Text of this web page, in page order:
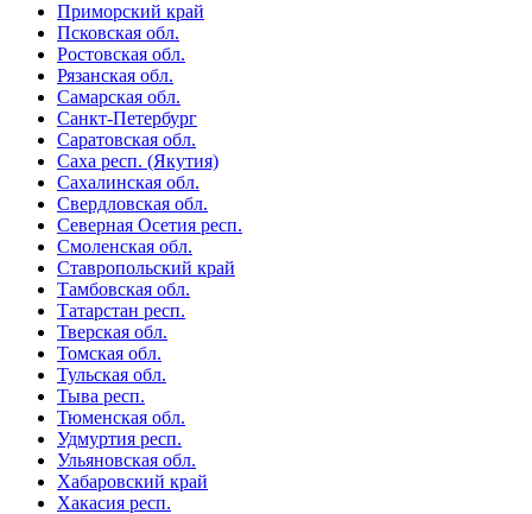
Приморский край
Псковская обл.
Ростовская обл.
Рязанская обл.
Самарская обл.
Санкт-Петербург
Саратовская обл.
Саха респ. (Якутия)
Сахалинская обл.
Свердловская обл.
Северная Осетия респ.
Смоленская обл.
Ставропольский край
Тамбовская обл.
Татарстан респ.
Тверская обл.
Томская обл.
Тульская обл.
Тыва респ.
Тюменская обл.
Удмуртия респ.
Ульяновская обл.
Хабаровский край
Хакасия респ.